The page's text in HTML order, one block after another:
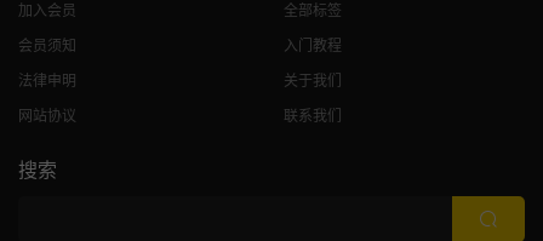
加入会员
会员须知
法律申明
网站协议
全部标签
入门教程
关于我们
联系我们
搜索